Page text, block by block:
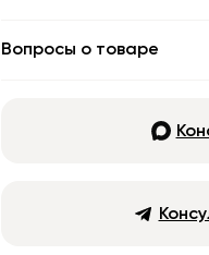
Вопросы о товаре